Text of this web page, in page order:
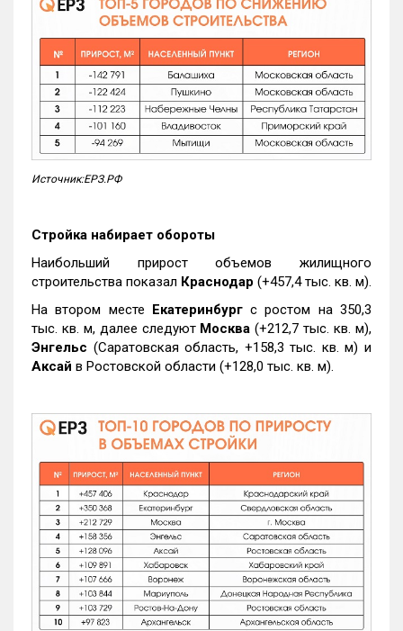
Источник:ЕРЗ.РФ
Стройка набирает обороты
Наибольший прирост объемов жилищного
строительства показал Краснодар (+457,4 тыс. кв. м).
На втором месте Екатеринбургс ростом на 350,3
тыс. кв. м, далее следуют Москва (+212,7 тыс. кв. м),
Энгельс (Саратовская область, +158,3 тыс. кв. м) и
Аксай в Ростовской области (+128,0 тыс. кв. м).